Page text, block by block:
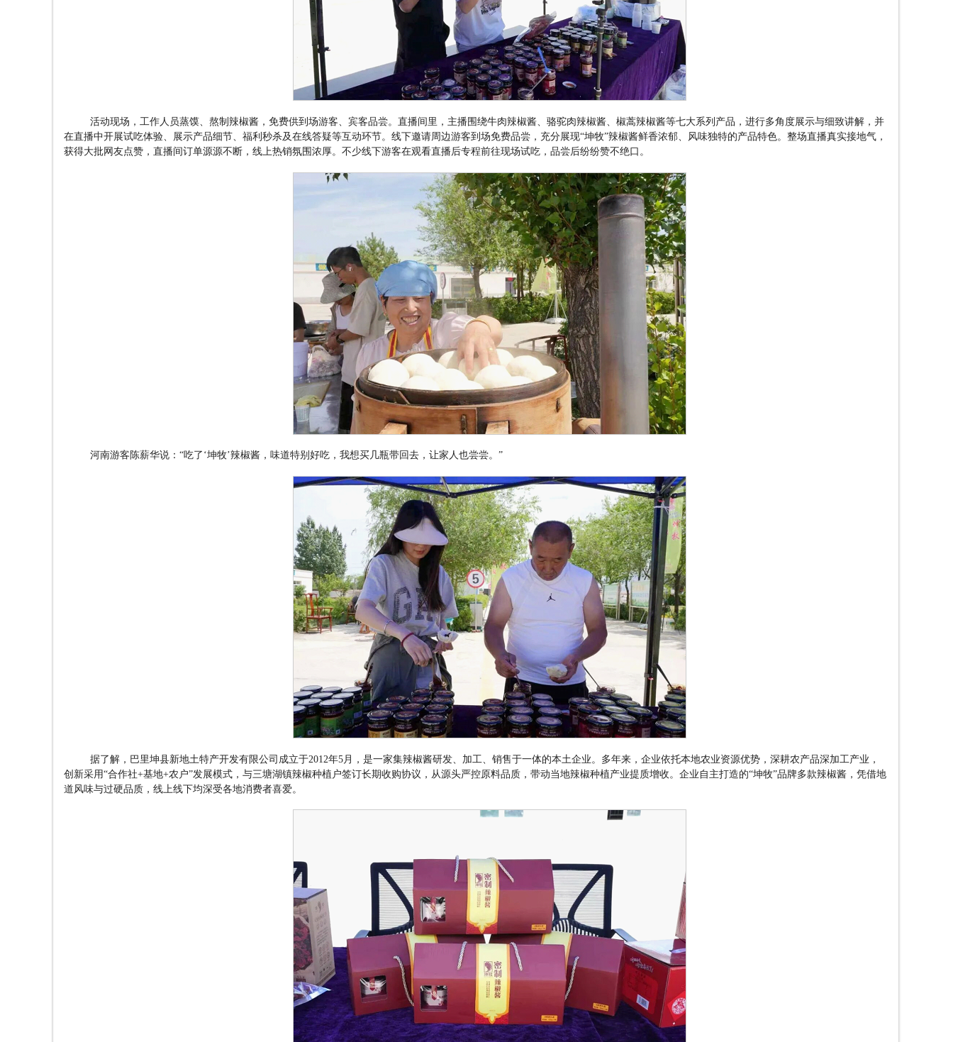
活动现场，工作人员蒸馍、熬制辣椒酱，免费供到场游客、宾客品尝。直播间里，主播围绕牛肉辣椒酱、骆驼肉辣椒酱、椒蒿辣椒酱等七大系列产品，进行多角度展示与细致讲解，并
在直播中开展试吃体验、展示产品细节、福利秒杀及在线答疑等互动环节。线下邀请周边游客到场免费品尝，充分展现“坤牧”辣椒酱鲜香浓郁、风味独特的产品特色。整场直播真实接地气，
获得大批网友点赞，直播间订单源源不断，线上热销氛围浓厚。不少线下游客在观看直播后专程前往现场试吃，品尝后纷纷赞不绝口。
河南游客陈薪华说：“吃了 ‘坤牧’辣椒酱，味道特别好吃，我想买几瓶带回去，让家人也尝尝。”
据了解，巴里坤县新地土特产开发有限公司成立于2012年5 月，是一家集辣椒酱研发、加工、销售于一体的本土企业。多年来，企业依托本地农业资源优势，深耕农产品深加工产业，
创新采用“合作社+基地+农户”发展模式，与三塘湖镇辣椒种植户签订长期收购协议，从源头严控原料品质，带动当地辣椒种植产业提质增收。企业自主打造的“坤牧”品牌多款辣椒酱，凭借地
道风味与过硬品质，线上线下均深受各地消费者喜爱。